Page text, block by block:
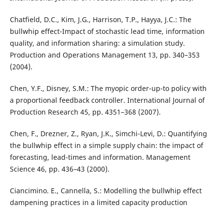
Chatfield, D.C., Kim, J.G., Harrison, T.P., Hayya, J.C.: The
bullwhip effect-Impact of stochastic lead time, information
quality, and information sharing: a simulation study.
Production and Operations Management 13, pp. 340–353
(2004).
Chen, Y.F., Disney, S.M.: The myopic order-up-to policy with
a proportional feedback controller. International Journal of
Production Research 45, pp. 4351–368 (2007).
Chen, F., Drezner, Z., Ryan, J.K., Simchi-Levi, D.: Quantifying
the bullwhip effect in a simple supply chain: the impact of
forecasting, lead-times and information. Management
Science 46, pp. 436–43 (2000).
Ciancimino. E., Cannella, S.: Modelling the bullwhip effect
dampening practices in a limited capacity production